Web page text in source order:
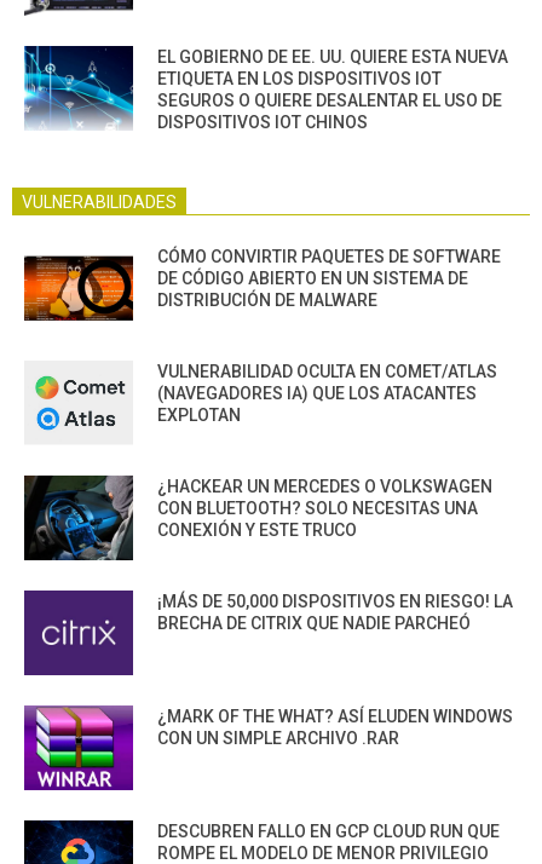
EL GOBIERNO DE EE. UU. QUIERE ESTA NUEVA
ETIQUETA EN LOS DISPOSITIVOS IOT
SEGUROS O QUIERE DESALENTAR EL USO DE
DISPOSITIVOS IOT CHINOS
VULNERABILIDADES
CÓMO CONVIRTIR PAQUETES DE SOFTWARE
DE CÓDIGO ABIERTO EN UN SISTEMA DE
DISTRIBUCIÓN DE MALWARE
VULNERABILIDAD OCULTA EN COMET/ATLAS
(NAVEGADORES IA) QUE LOS ATACANTES
EXPLOTAN
¿HACKEAR UN MERCEDES O VOLKSWAGEN
CON BLUETOOTH? SOLO NECESITAS UNA
CONEXIÓN Y ESTE TRUCO
¡MÁS DE 50,000 DISPOSITIVOS EN RIESGO! LA
BRECHA DE CITRIX QUE NADIE PARCHEÓ
¿MARK OF THE WHAT? ASÍ ELUDEN WINDOWS
CON UN SIMPLE ARCHIVO .RAR
DESCUBREN FALLO EN GCP CLOUD RUN QUE
ROMPE EL MODELO DE MENOR PRIVILEGIO